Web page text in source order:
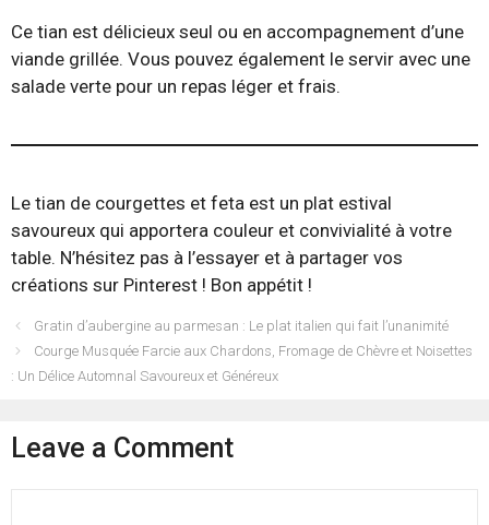
Ce tian est délicieux seul ou en accompagnement d’une
viande grillée. Vous pouvez également le servir avec une
salade verte pour un repas léger et frais.
Le tian de courgettes et feta est un plat estival
savoureux qui apportera couleur et convivialité à votre
table. N’hésitez pas à l’essayer et à partager vos
créations sur Pinterest ! Bon appétit !
Gratin d’aubergine au parmesan : Le plat italien qui fait l’unanimité
Courge Musquée Farcie aux Chardons, Fromage de Chèvre et Noisettes
: Un Délice Automnal Savoureux et Généreux
Leave a Comment